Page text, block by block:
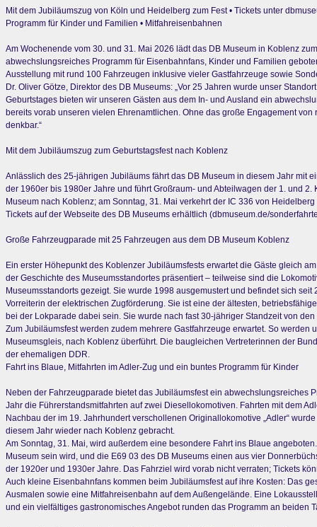
Mit dem Jubiläumszug von Köln und Heidelberg zum Fest • Tickets unter
Programm für Kinder und Familien • Mitfahreisenbahnen
Am Wochenende vom 30. und 31. Mai 2026 lädt das DB Museum in Koblenz
abwechslungsreiches Programm für Eisenbahnfans, Kinder und Familien
Ausstellung mit rund 100 Fahrzeugen inklusive vieler Gastfahrzeuge sowie
Dr. Oliver Götze, Direktor des DB Museums: „Vor 25 Jahren wurde unser
Geburtstages bieten wir unseren Gästen aus dem In- und Ausland ein
bereits vorab unseren vielen Ehrenamtlichen. Ohne das große Engagement
denkbar.“
Mit dem Jubiläumszug zum Geburtstagsfest nach Koblenz
Anlässlich des 25-jährigen Jubiläums fährt das DB Museum in diesem Jahr mit
der 1960er bis 1980er Jahre und führt Großraum- und Abteilwagen der 1. und
Museum nach Koblenz; am Sonntag, 31. Mai verkehrt der IC 336 von
Tickets auf der Webseite des DB Museums erhältlich (dbmuseum.de/
Große Fahrzeugparade mit 25 Fahrzeugen aus dem DB Museum Koblenz
Ein erster Höhepunkt des Koblenzer Jubiläumsfests erwartet die Gäste gleich
der Geschichte des Museumsstandortes präsentiert – teilweise sind die
Museumsstandorts gezeigt. Sie wurde 1998 ausgemustert und befindet sich
Vorreiterin der elektrischen Zugförderung. Sie ist eine der ältesten,
bei der Lokparade dabei sein. Sie wurde nach fast 30-jähriger Standzeit von
Zum Jubiläumsfest werden zudem mehrere Gastfahrzeuge erwartet. So
Museumsgleis, nach Koblenz überführt. Die baugleichen Vertreterinnen der
der ehemaligen DDR.
Fahrt ins Blaue, Mitfahrten im Adler-Zug und ein buntes Programm für Kinder
Neben der Fahrzeugparade bietet das Jubiläumsfest ein
Jahr die Führerstandsmitfahrten auf zwei Diesellokomotiven. Fahrten mit dem
Nachbau der im 19. Jahrhundert verschollenen Originallokomotive „Adler“
diesem Jahr wieder nach Koblenz gebracht.
Am Sonntag, 31. Mai, wird außerdem eine besondere Fahrt ins Blaue
Museum sein wird, und die E69 03 des DB Museums einen aus vier
der 1920er und 1930er Jahre. Das Fahrziel wird vorab nicht verraten; Tickets
Auch kleine Eisenbahnfans kommen beim Jubiläumsfest auf ihre Kosten: Das
Ausmalen sowie eine Mitfahreisenbahn auf dem Außengelände. Eine
und ein vielfältiges gastronomisches Angebot runden das Programm an beiden